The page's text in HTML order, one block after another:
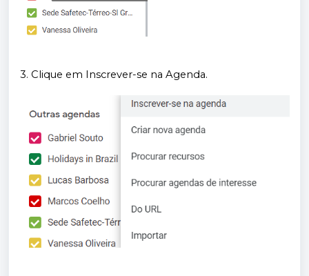
3. Clique em Inscrever-se na Agenda.